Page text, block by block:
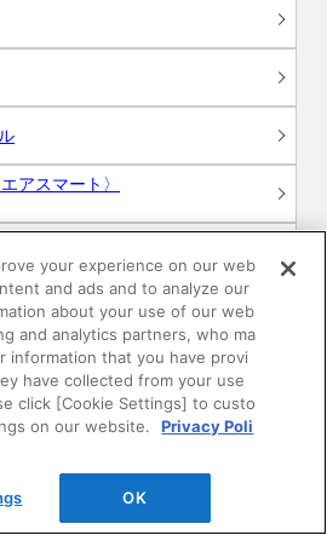
アスマート〉
のWEBサイトについて
your experience on our web
and ads and to analyze our
about your use of our web
and analytics partners, who ma
information that you have provi
have collected from your use
click [Cookie Settings] to custo
on our website.
Privacy Poli
OK